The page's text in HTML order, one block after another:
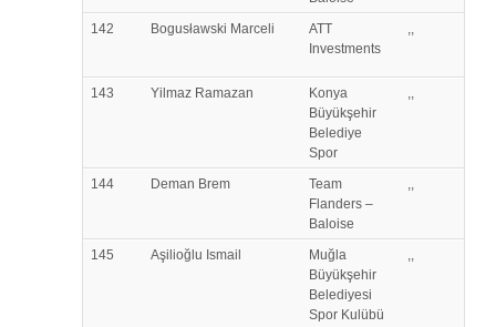
142
Bogusławski Marceli
ATT
Investments
,,
143 Yilmaz Ramazan
Konya
Büyükşehir
Belediye
Spor
,,
144 Deman Brem
Team
Flanders –
Baloise
,,
145 Aşilioğlu Ismail
Muğla
Büyükşehir
Belediyesi
Spor Kulübü
,,